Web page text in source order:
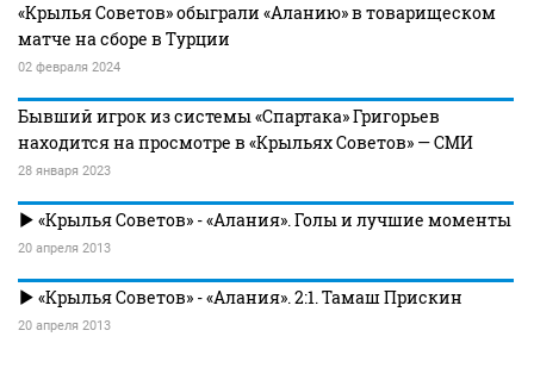
«Крылья Советов» обыграли «Аланию» в товарищеском
матче на сборе в Турции
02 февраля 2024
Бывший игрок из системы «Спартака» Григорьев
находится на просмотре в «Крыльях Советов» — СМИ
28 января 2023
«Крылья Советов» - «Алания». Голы и лучшие моменты
20 апреля 2013
«Крылья Советов» - «Алания». 2:1. Тамаш Прискин
20 апреля 2013